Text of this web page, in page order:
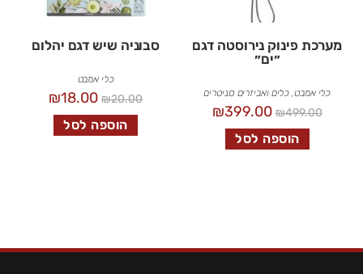
מערכת פינוק נירוסטה דגם
״ים״
כלי אמבט, כלים ואביזרים סניטרים
₪499.00
₪399.00
הוספה לסל
סבוניה שיש דגם יהלום
כלי אמבט
₪20.00
₪18.00
הוספה לסל